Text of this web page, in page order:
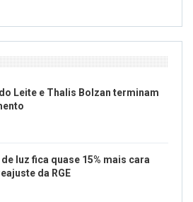
Leite e Thalis Bolzan terminam
luz fica quase 15% mais cara
da RGE